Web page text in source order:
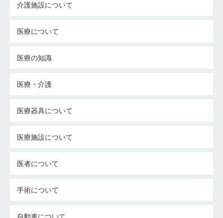
介護施設について
医療について
医療の知識
医療・介護
医療器具について
医療施設について
医者について
手術について
自動車について